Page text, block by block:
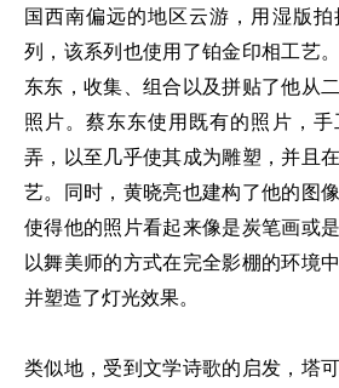
国西南偏远的地区云游，用湿版
列，该系列也使用了铂金印相工艺
东东，收集、组合以及拼贴了他从
照片。蔡东东使用既有的照片，
弄，以至几乎使其成为雕塑，并且
艺。同时，黄晓亮也建构了他的图
使得他的照片看起来像是炭笔画或
以舞美师的方式在完全影棚的环境
并塑造了灯光效果。
类似地，受到文学诗歌的启发，塔